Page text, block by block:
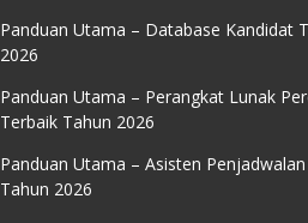
Panduan Utama – Database Kandidat
2026
Panduan Utama – Perangkat Lunak
Terbaik Tahun 2026
Panduan Utama – Asisten
Tahun 2026